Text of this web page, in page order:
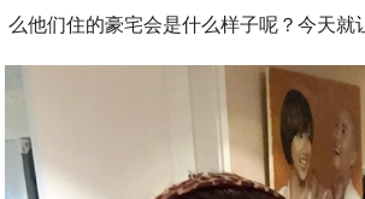
么他们住的豪宅会是什么样子呢？今天就